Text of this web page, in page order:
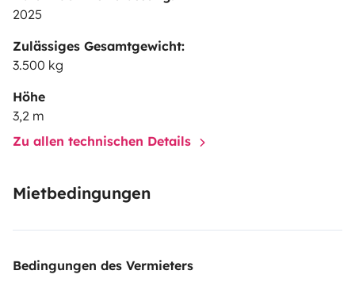
2025
Zulässiges Gesamtgewicht:
3.500 kg
Höhe
3,2 m
Zu allen technischen Details
Mietbedingungen
Bedingungen des Vermieters